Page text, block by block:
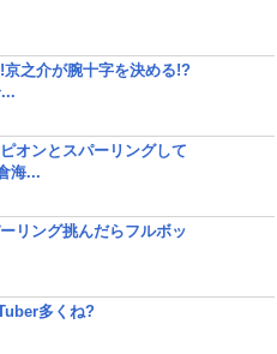
之介が腕十字を決める!?
オンとスパーリングして
海...
リング挑んだらフルボッ
多くね?